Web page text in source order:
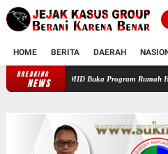
HOME BERITA DAERAH
BREAKING
NEWSProf Sutan Nasomal Dorong